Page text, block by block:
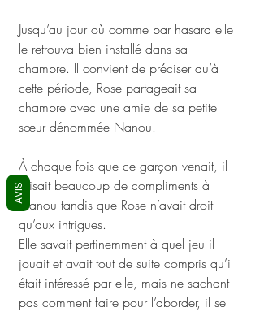
Jusqu’au jour où comme par hasard elle
le retrouva bien installé dans sa
chambre. Il convient de préciser qu’à
cette période, Rose partageait sa
chambre avec une amie de sa petite
sœur dénommée Nanou.
À chaque fois que ce garçon venait, il
faisait beaucoup de compliments à
Nanou tandis que Rose n’avait droit
qu’aux intrigues.
Elle savait pertinemment à quel jeu il
jouait et avait tout de suite compris qu’il
était intéressé par elle, mais ne sachant
pas comment faire pour l’aborder, il se
AVIS